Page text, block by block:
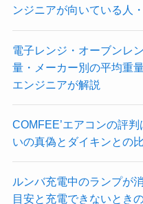
ンジニアが向いている人
電子レンジ・オーブンレ
量・メーカー別の平均重
エンジニアが解説
COMFEE’エアコンの評
いの真偽とダイキンとの
ルンバ充電中のランプが
目安と充電できないとき